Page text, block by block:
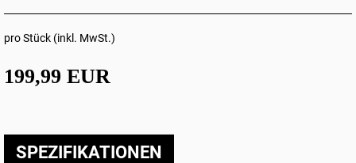
pro Stück (inkl. MwSt.)
199,99 EUR
SPEZIFIKATIONEN